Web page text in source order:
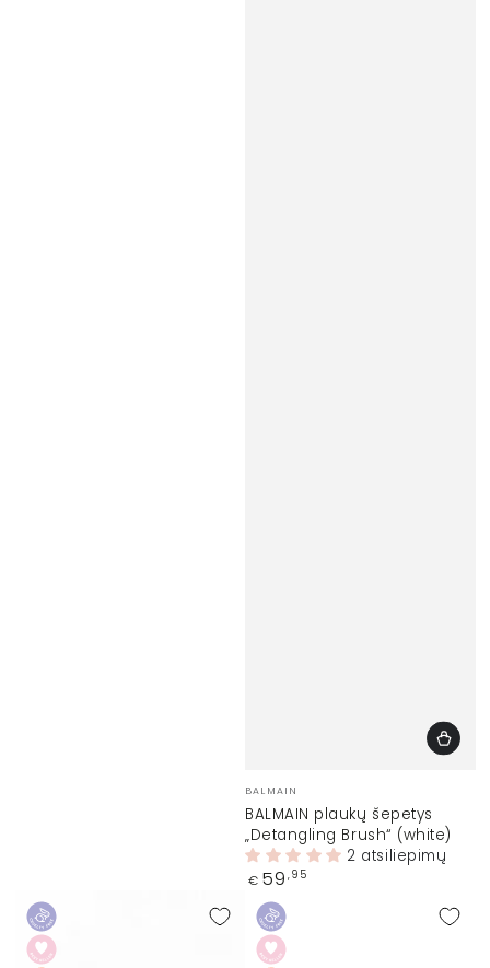
Prekinis
ženklas:
BALMAIN
BALMAIN plaukų šepetys
„Detangling Brush“ (white)
2 atsiliepimų
Įprasta
€ 59 ,95